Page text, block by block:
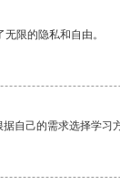
限的隐私和自由。
自己的需求选择学习